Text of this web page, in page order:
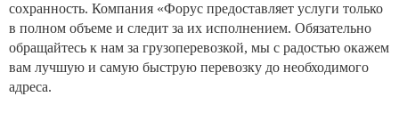
сохранность. Компания «Форус предоставляет услуги только
в полном объеме и следит за их исполнением. Обязательно
обращайтесь к нам за грузоперевозкой, мы с радостью окажем
вам лучшую и самую быструю перевозку до необходимого
адреса.